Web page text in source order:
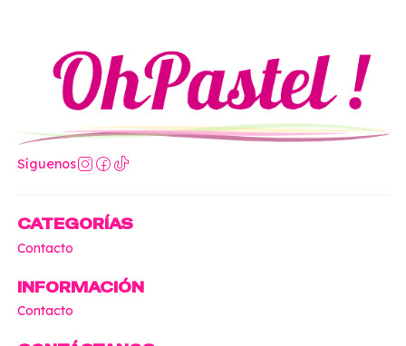
Síguenos
CATEGORÍAS
Contacto
INFORMACIÓN
Contacto